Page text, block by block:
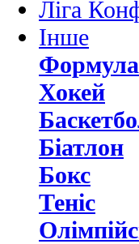
Ліга
Інше
Хокей
Біатлон
Бокс
Теніс